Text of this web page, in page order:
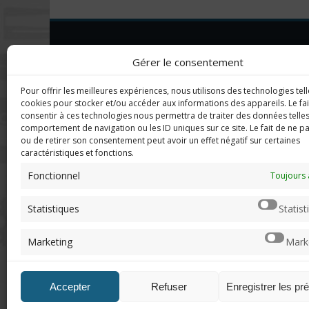
Gérer le consentement
Pour offrir les meilleures expériences, nous utilisons des technologies
cookies pour stocker et/ou accéder aux informations des appareils. Le
consentir à ces technologies nous permettra de traiter des données
comportement de navigation ou les ID uniques sur ce site. Le fait de ne
ou de retirer son consentement peut avoir un effet négatif sur certaines
caractéristiques et fonctions.
Fonctionnel Toujours
Statistiques
Marketing
Accepter Refuser Enregistrer les
Imerod.fr est un site traitant de
reproduction partielle ou complète
sans autorisation préalable est
interdite.
Qui suis-je ?
DERNIERS
en
de